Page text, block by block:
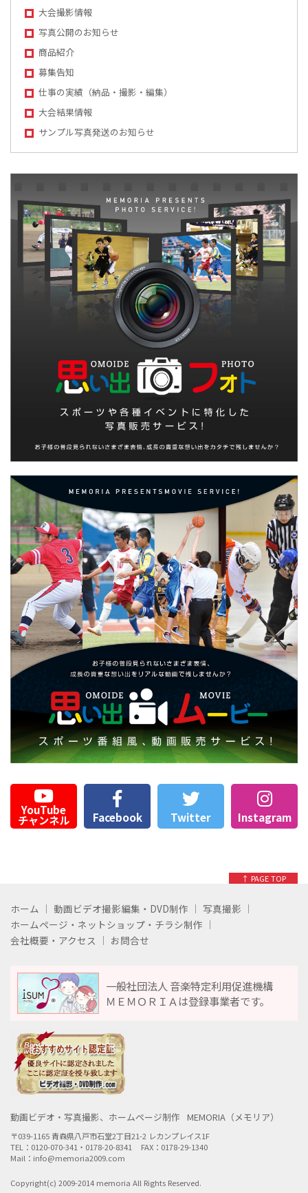
大会撮影情報
写真公開のお知らせ
商品紹介
募集告知
仕事の実績（納品・撮影・編集）
大会結果情報
サンプル写真発送のお知らせ
YouTube
チャンネル Facebook Twitter Instagram
↑ PAGE TOP
ホーム 動画ビデオ撮影編集・DVD制作
写真撮影
ホームページ・ネットショップ・チラシ制作
会社概要・アクセス
お問合せ
動画ビデオ・写真撮影、ホームページ制作 MEMORIA（メモリア）
〒039-1165 青森県八戸市石堂2丁目21-2 レカンプレイス1F
TEL：0120-070-341・0178-20-8341
FAX：0178-29-1340
Mail：info@memoria2009.com
一般社団法人 音楽特定利用促進機構
ＭＥＭＯＲＩＡは登録事業者です。
Copyright(c) 2009-2014 memoria All Rights Reserved.